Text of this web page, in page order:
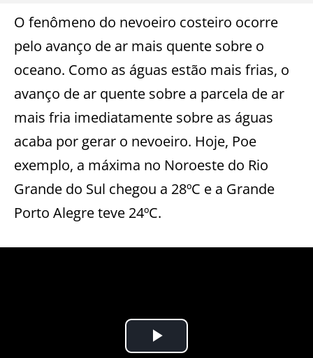
O fenômeno do nevoeiro costeiro ocorre
pelo avanço de ar mais quente sobre o
oceano. Como as águas estão mais frias, o
avanço de ar quente sobre a parcela de ar
mais fria imediatamente sobre as águas
acaba por gerar o nevoeiro. Hoje, Poe
exemplo, a máxima no Noroeste do Rio
Grande do Sul chegou a 28ºC e a Grande
Porto Alegre teve 24ºC.